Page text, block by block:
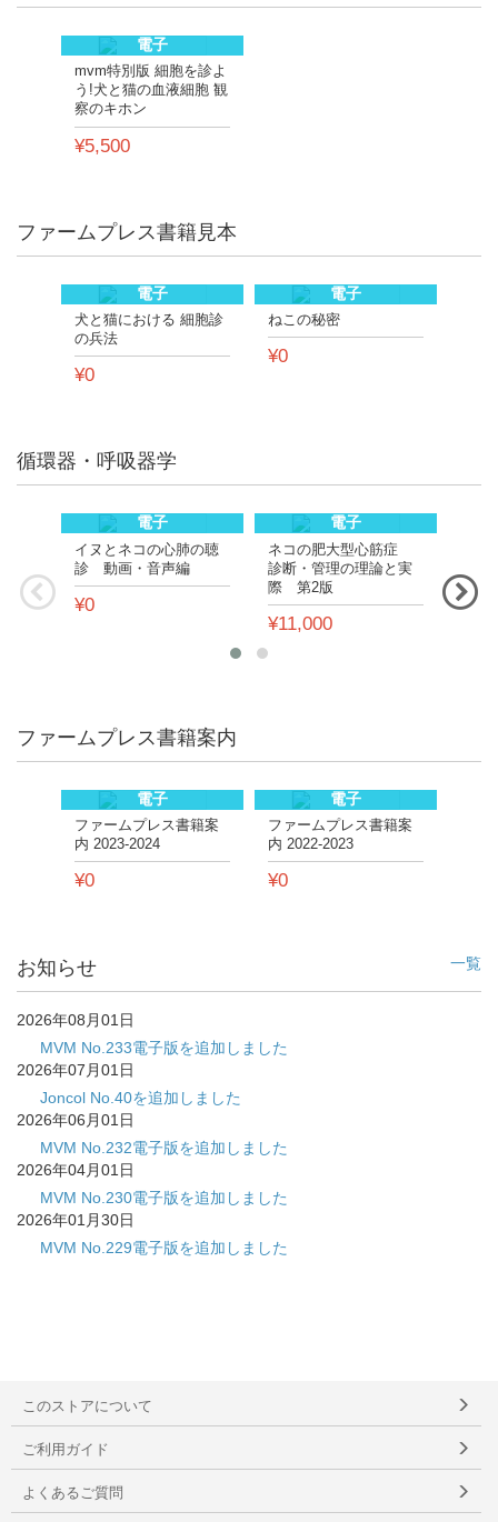
電子
mvm特別版 細胞を診よ
う!犬と猫の血液細胞 観
察のキホン
¥5,500
ファームプレス書籍見本
電子
犬と猫における 細胞診
の兵法
¥0
電子
ねこの秘密
¥0
循環器・呼吸器学
電子
イヌとネコの心肺の聴
診 動画・音声編
¥0
電子
ネコの肥大型心筋症
診断・管理の理論と実
際 第2版
¥11,000
と実
ファームプレス書籍案内
電子
ファームプレス書籍案
内 2023-2024
¥0
電子
ファームプレス書籍案
内 2022-2023
¥0
お知らせ 一覧
2026年08月01日
MVM No.233電子版を追加しました
2026年07月01日
Joncol No.40を追加しました
2026年06月01日
MVM No.232電子版を追加しました
2026年04月01日
MVM No.230電子版を追加しました
2026年01月30日
MVM No.229電子版を追加しました
このストアについて
ご利用ガイド
よくあるご質問